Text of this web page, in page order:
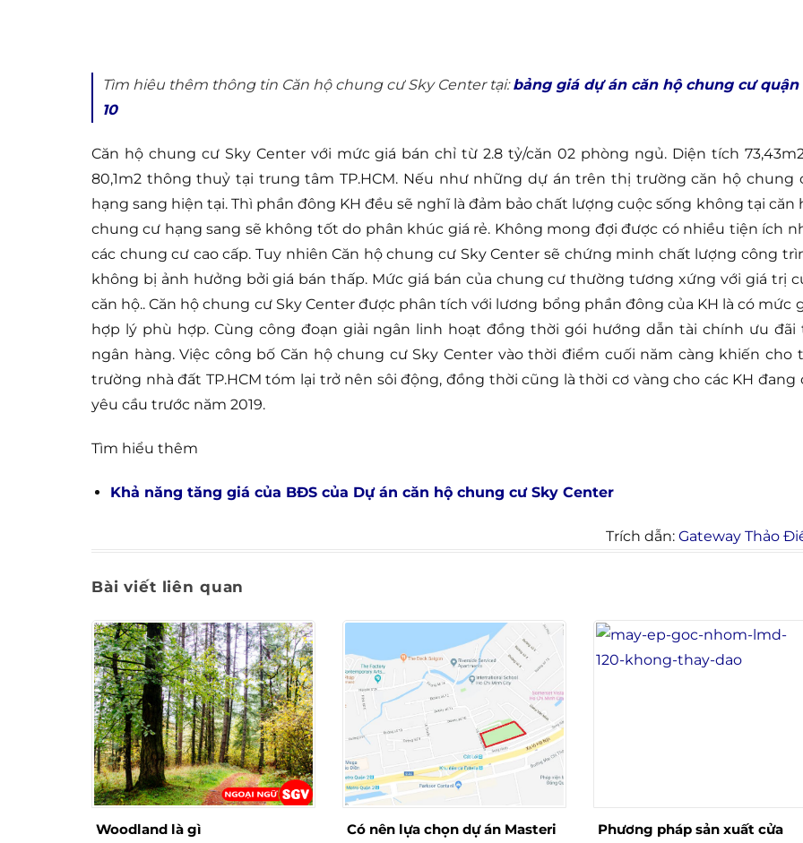
Tìm hiêu thêm thông tin Căn hộ chung cư Sky Center tại:bảng giá dự án căn hộ chung cư quận
10
Căn hộ chung cư Sky Center với mức giá bán chỉ từ 2.8 tỷ/căn 02 phòng ngủ. Diện tích
80,1m2 thông thuỷ tại trung tâm TP.HCM. Nếu như những dự án trên thị trường căn hộ chung
hạng sang hiện tại. Thì phần đông KH đều sẽ nghĩ là đảm bảo chất lượng cuộc sống không tại căn
chung cư hạng sang sẽ không tốt do phân khúc giá rẻ. Không mong đợi được có nhiều tiện ích
các chung cư cao cấp. Tuy nhiên Căn hộ chung cư Sky Center sẽ chứng minh chất lượng công
không bị ảnh hưởng bởi giá bán thấp. Mức giá bán của chung cư thường tương xứng với giá trị
căn hộ.. Căn hộ chung cư Sky Center được phân tích với lương bổng phần đông của KH là có mức
hợp lý phù hợp. Cùng công đoạn giải ngân linh hoạt đồng thời gói hướng dẫn tài chính ưu đãi
ngân hàng. Việc công bố Căn hộ chung cư Sky Center vào thời điểm cuối năm càng khiến cho
trường nhà đất TP.HCM tóm lại trở nên sôi động, đồng thời cũng là thời cơ vàng cho các KH đang
yêu cầu trước năm 2019.
Tìm hiểu thêm
Khả năng tăng giá của BĐS của Dự án căn hộ chung cư Sky Center
Trích dẫn: Gateway Thảo
Bài viết liên quan
Woodland là gì
Có nên lựa chọn dự án Masteri
Phương pháp sản xuất cửa